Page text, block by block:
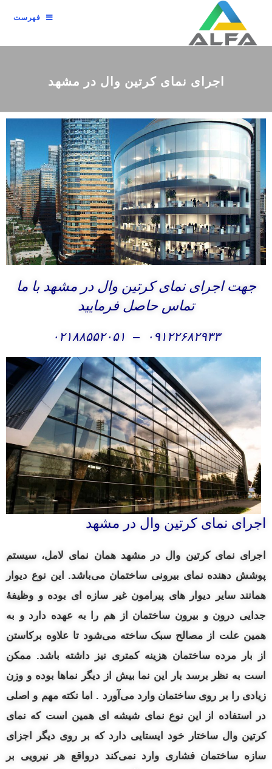
فهرست
اجرای نمای کرتین وال در مشهد
جهت اجرای نمای کرتین وال در مشهد با ما
تماس حاصل فرمایید
۰۹۱۲۲۶۸۲۹۳۳ – ۰۲۱۸۸۵۵۲۰۵۱
اجرای نمای کرتین وال در مشهد
اجرای نمای کرتین وال در مشهد همان نمای لامل، سیستم
پوشش دهنده نمای بیرونی ساختمان می‌باشد. این نوع دیوار
همانند سایر دیوار های پیرامون غیر سازه‌ ای بوده و وظیفهٔ
جدایی درون و بیرون ساختمان از هم را به عهده دارد و به
همین علت از مصالح سبک ساخته می‌شود تا علاوه برکاستن
از بار مرده ساختمان هزینه کمتری نیز داشته باشد. ممکن
است به نظر برسد بار این نما بیش از دیگر نماها بوده و وزن
زیادی را بر روی ساختمان وارد می‌آورد . اما نکته مهم و اصلی
در استفاده از این نوع نمای شیشه‌ ای همین است که نمای
کرتین وال ساختار خود ایستایی دارد که بر روی دیگر اجزای
سازه ساختمان فشاری وارد نمی‌کند درواقع هر نیرویی بر